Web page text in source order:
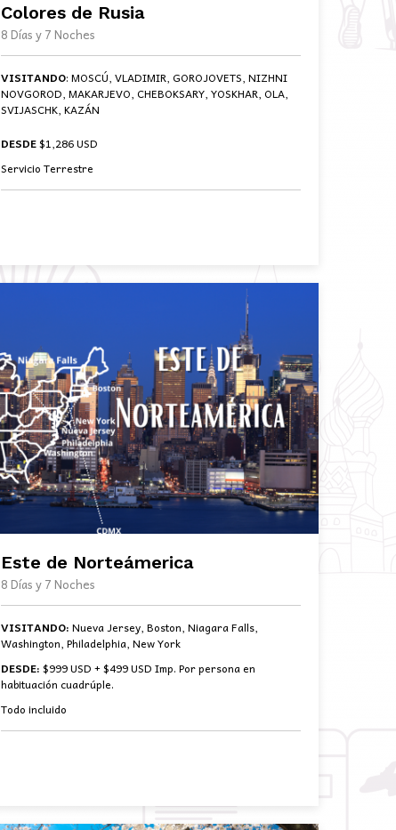
Colores de Rusia
8 Días y 7 Noches
VISITANDO: MOSCÚ, VLADIMIR, GOROJOVETS, NIZHNI
NOVGOROD, MAKARJEVO, CHEBOKSARY, YOSKHAR, OLA,
SVIJASCHK, KAZÁN
DESDE$1,286 USD
Servicio Terrestre
Este de Norteámerica
8 Días y 7 Noches
VISITANDO: Nueva Jersey, Boston, Niagara Falls,
Washington, Philadelphia, New York
DESDE:$999 USD + $499 USD Imp. Por persona en
habituación cuadrúple.
Todo incluido